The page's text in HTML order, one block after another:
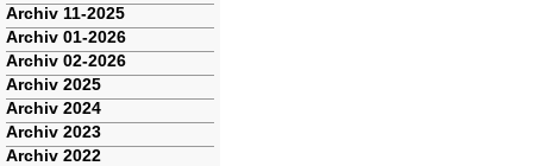
Archiv 11-2025
Archiv 01-2026
Archiv 02-2026
Archiv 2025
Archiv 2024
Archiv 2023
Archiv 2022